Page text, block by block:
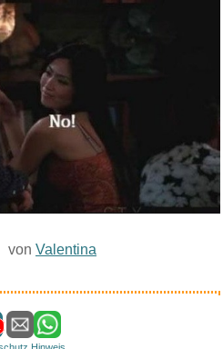
von Valentina